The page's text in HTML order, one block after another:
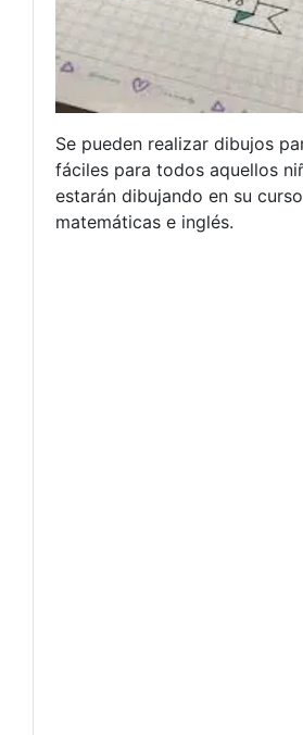
Se pueden realizar dibujos
fáciles para todos aquellos
estarán dibujando en su
matemáticas e inglés.